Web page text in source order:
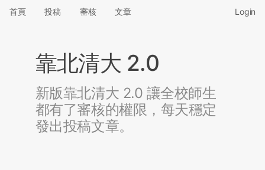
首頁 投稿 審核 文章 Login
靠北清大 2.0
新版靠北清大 2.0 讓全校師生
都有了審核的權限，每天穩定
發出投稿文章。